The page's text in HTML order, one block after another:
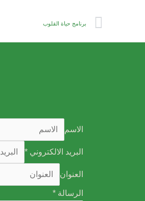
برنامج حياة القلوب
الاسم
البريد الالكتروني*
العنوان
الرسالة*